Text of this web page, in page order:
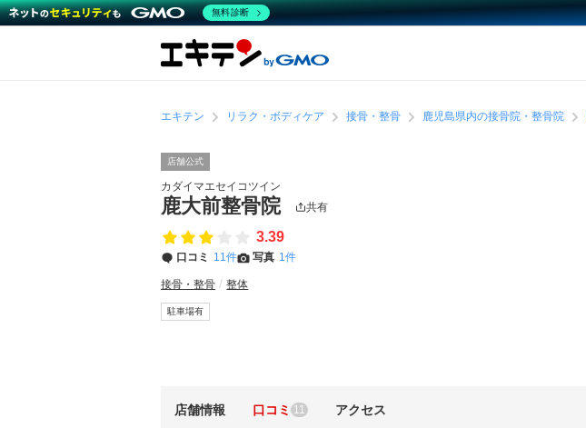
エキテン リラク・ボディケア 接骨・整骨 鹿児島県内の接骨院・整骨院
店舗公式
カダイマエセイコツイン
鹿大前整骨院 共有
3.39
口コミ 11件 写真 1件
接骨・整骨 整体
駐車場有
店舗情報 口コミ 11 アクセス
無料診断